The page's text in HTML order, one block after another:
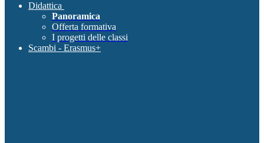
Didattica
Panoramica
Offerta formativa
I progetti delle classi
Scambi - Erasmus+